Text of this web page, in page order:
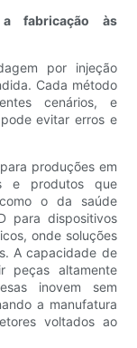
fabricação às
por injeção
Cada método
cenários, e
evitar erros e
produções em
e produtos que
o da saúde
para dispositivos
onde soluções
A capacidade de
peças altamente
inovem sem
a manufatura
voltados ao